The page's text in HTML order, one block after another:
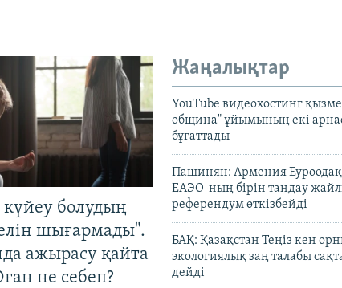
күйеу болудың
шығармады".
ажырасу қайта
не себеп?
Жаңалықтар
YouTube видеохостинг
община" ұйымының екі
бұғаттады
Пашинян: Армения
ЕАЭО-ның бірін таңдау
референдум өткізбейді
БАҚ: Қазақстан Теңіз кен
экологиялық заң талабы
дейді